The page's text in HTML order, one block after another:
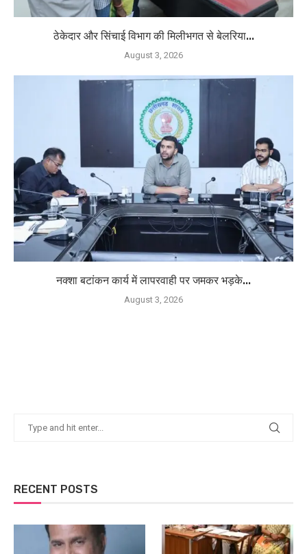
ठेकेदार और सिंचाई विभाग की मिलीभगत से बेलरिया...
August 3, 2026
नक्शा बटांकन कार्य में लापरवाही पर जमकर भड़के...
August 3, 2026
RECENT POSTS